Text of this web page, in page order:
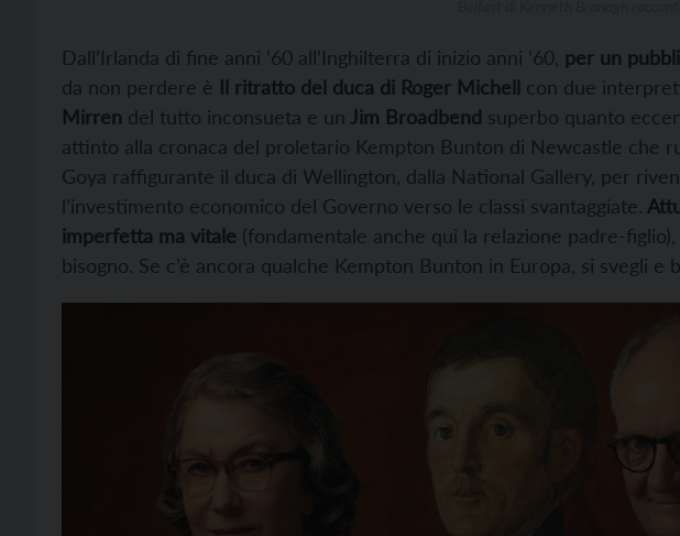
Dall’Irlanda di fine anni ‘60 all’Inghilterra di inizio anni ‘60, per un
da non perdere è Il ritratto del duca di Roger Michell con due
Mirren del tutto inconsueta e un Jim Broadbend superbo quanto
attinto alla cronaca del proletario Kempton Bunton di Newcastle che
Goya raffigurante il duca di Wellington, dalla National Gallery, per
l’investimento economico del Governo verso le classi svantaggiate.
imperfetta ma vitale (fondamentale anche qui la relazione padre-
bisogno. Se c’è ancora qualche Kempton Bunton in Europa, si svegli e